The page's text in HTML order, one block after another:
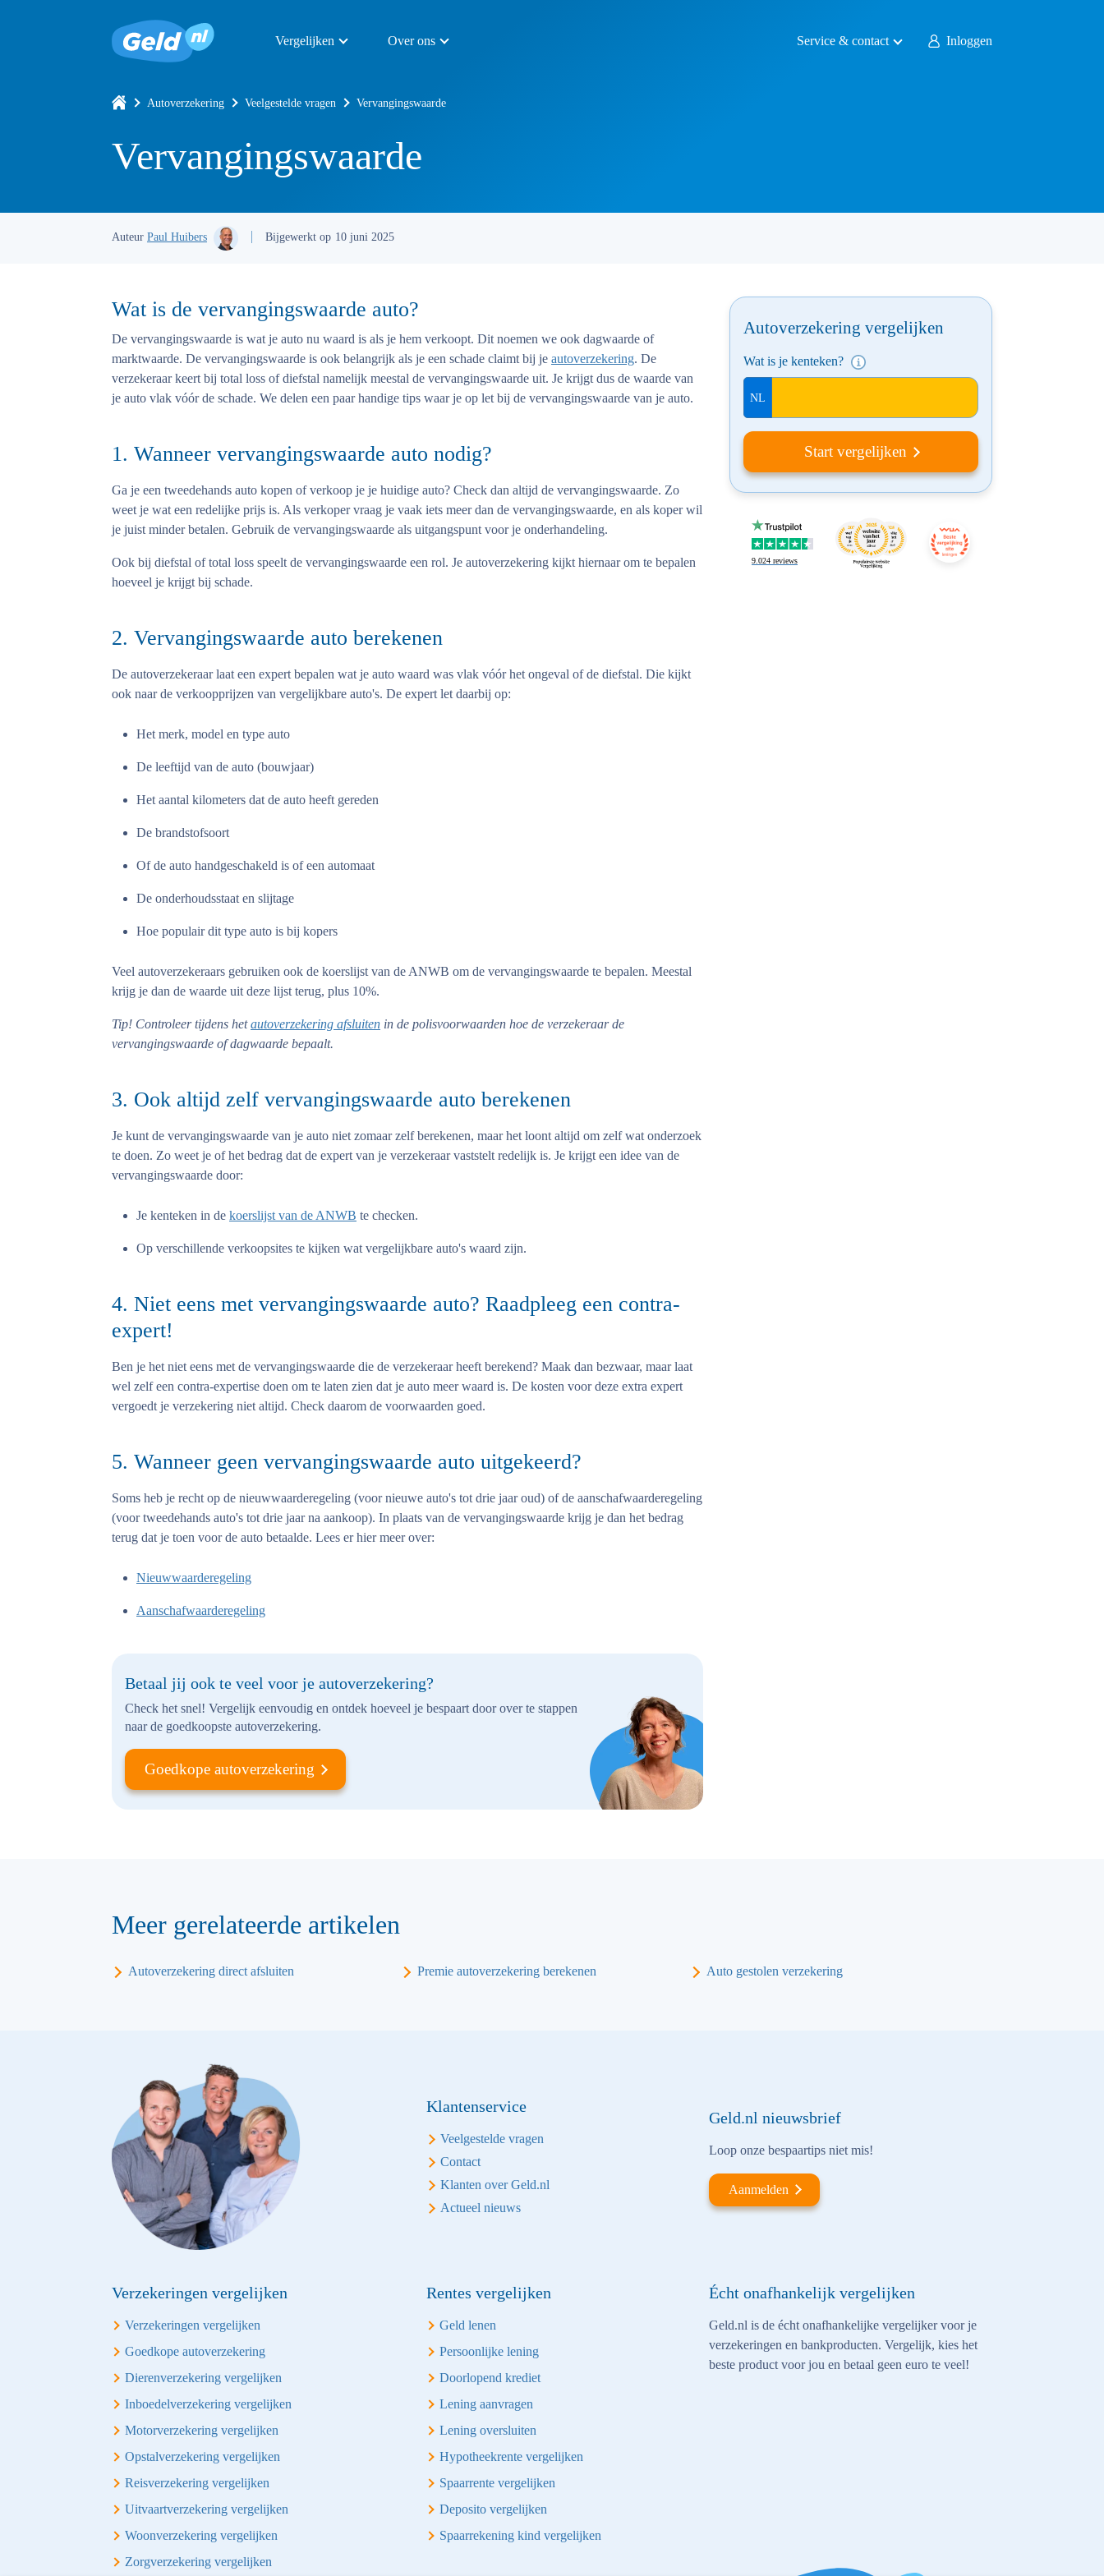
Vergelijken Over ons Service & contact Inloggen
Autoverzekering Veelgestelde vragen Vervangingswaarde
Vervangingswaarde
Auteur Paul Huibers Bijgewerkt op 10 juni 2025
Wat is de vervangingswaarde auto?
De vervangingswaarde is wat je auto nu waard is als je hem verkoopt. Dit noemen we ook dagwaarde of
marktwaarde. De vervangingswaarde is ook belangrijk als je een schade claimt bij je autoverzekering. De
verzekeraar keert bij total loss of diefstal namelijk meestal de vervangingswaarde uit. Je krijgt dus de waarde van
je auto vlak vóór de schade. We delen een paar handige tips waar je op let bij de vervangingswaarde van je auto.
1. Wanneer vervangingswaarde auto nodig?
Ga je een tweedehands auto kopen of verkoop je je huidige auto? Check dan altijd de vervangingswaarde. Zo
weet je wat een redelijke prijs is. Als verkoper vraag je vaak iets meer dan de vervangingswaarde, en als koper wil
je juist minder betalen. Gebruik de vervangingswaarde als uitgangspunt voor je onderhandeling.
Ook bij diefstal of total loss speelt de vervangingswaarde een rol. Je autoverzekering kijkt hiernaar om te bepalen
hoeveel je krijgt bij schade.
2. Vervangingswaarde auto berekenen
De autoverzekeraar laat een expert bepalen wat je auto waard was vlak vóór het ongeval of de diefstal. Die kijkt
ook naar de verkoopprijzen van vergelijkbare auto's. De expert let daarbij op:
Het merk, model en type auto
De leeftijd van de auto (bouwjaar)
Het aantal kilometers dat de auto heeft gereden
De brandstofsoort
Of de auto handgeschakeld is of een automaat
De onderhoudsstaat en slijtage
Hoe populair dit type auto is bij kopers
Veel autoverzekeraars gebruiken ook de koerslijst van de ANWB om de vervangingswaarde te bepalen. Meestal
krijg je dan de waarde uit deze lijst terug, plus 10%.
Tip! Controleer tijdens hetautoverzekering afsluiten in de polisvoorwaarden hoe de verzekeraar de
vervangingswaarde of dagwaarde bepaalt.
3. Ook altijd zelf vervangingswaarde auto berekenen
Je kunt de vervangingswaarde van je auto niet zomaar zelf berekenen, maar het loont altijd om zelf wat onderzoek
te doen. Zo weet je of het bedrag dat de expert van je verzekeraar vaststelt redelijk is. Je krijgt een idee van de
vervangingswaarde door:
Je kenteken in de koerslijst van de ANWB te checken.
Op verschillende verkoopsites te kijken wat vergelijkbare auto's waard zijn.
4. Niet eens met vervangingswaarde auto? Raadpleeg een contra-
expert!
Ben je het niet eens met de vervangingswaarde die de verzekeraar heeft berekend? Maak dan bezwaar, maar laat
wel zelf een contra-expertise doen om te laten zien dat je auto meer waard is. De kosten voor deze extra expert
vergoedt je verzekering niet altijd. Check daarom de voorwaarden goed.
5. Wanneer geen vervangingswaarde auto uitgekeerd?
Soms heb je recht op de nieuwwaarderegeling (voor nieuwe auto's tot drie jaar oud) of de aanschafwaarderegeling
(voor tweedehands auto's tot drie jaar na aankoop). In plaats van de vervangingswaarde krijg je dan het bedrag
terug dat je toen voor de auto betaalde. Lees er hier meer over:
Nieuwwaarderegeling
Aanschafwaarderegeling
Betaal jij ook te veel voor je autoverzekering?
Check het snel! Vergelijk eenvoudig en ontdek hoeveel je bespaart door over te stappen
naar de goedkoopste autoverzekering.
Goedkope autoverzekering
Autoverzekering vergelijken
Wat is je kenteken?
Start vergelijken
9.024 reviews
Meer gerelateerde artikelen
Autoverzekering direct afsluiten Premie autoverzekering berekenen Auto gestolen verzekering
Klantenservice
Veelgestelde vragen
Contact
Klanten over Geld.nl
Actueel nieuws
Geld.nl nieuwsbrief
Loop onze bespaartips niet mis!
Aanmelden
Verzekeringen vergelijken
Verzekeringen vergelijken
Goedkope autoverzekering
Dierenverzekering vergelijken
Inboedelverzekering vergelijken
Motorverzekering vergelijken
Opstalverzekering vergelijken
Reisverzekering vergelijken
Uitvaartverzekering vergelijken
Woonverzekering vergelijken
Zorgverzekering vergelijken
Rentes vergelijken
Geld lenen
Persoonlijke lening
Doorlopend krediet
Lening aanvragen
Lening oversluiten
Hypotheekrente vergelijken
Spaarrente vergelijken
Deposito vergelijken
Spaarrekening kind vergelijken
Écht onafhankelijk vergelijken
Geld.nl is de écht onafhankelijke vergelijker voor je
verzekeringen en bankproducten. Vergelijk, kies het
beste product voor jou en betaal geen euro te veel!